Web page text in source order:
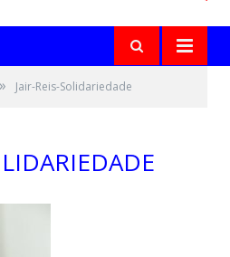
» Jair-Reis-Solidariedade